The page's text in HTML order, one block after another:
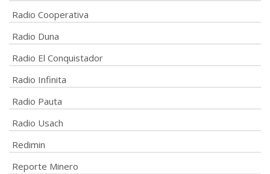
Radio Cooperativa
Radio Duna
Radio El Conquistador
Radio Infinita
Radio Pauta
Radio Usach
Redimin
Reporte Minero